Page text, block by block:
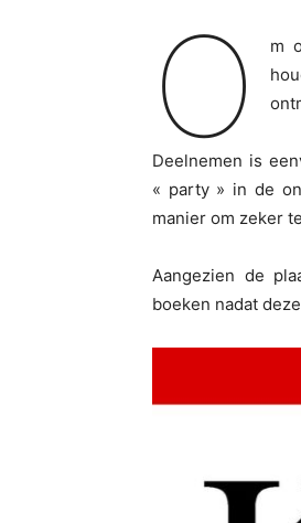
O
m
Deelnemen is
« party » in de
manier om zeker
Aangezien de
boeken nadat